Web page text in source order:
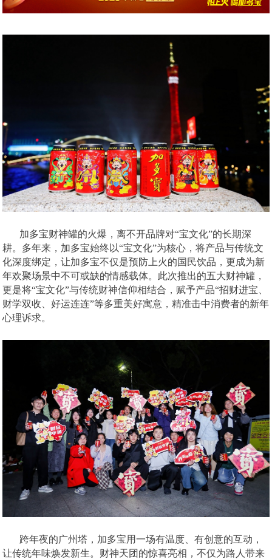
加多宝财神罐的火爆，离不开品牌对“宝文化”的长期深
耕。多年来，加多宝始终以“宝文化”为核心，将产品与传统文
化深度绑定，让加多宝不仅是预防上火的国民饮品，更成为新
年欢聚场景中不可或缺的情感载体。此次推出的五大财神罐，
更是将“宝文化”与传统财神信仰相结合，赋予产品“招财进宝、
财学双收、好运连连”等多重美好寓意，精准击中消费者的新年
心理诉求。
跨年夜的广州塔，加多宝用一场有温度、有创意的互动，
让传统年味焕发新生。财神天团的惊喜亮相，不仅为路人带来